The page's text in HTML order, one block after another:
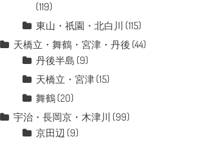
(119)
東山・祇園・北白川 (115)
天橋立・舞鶴・宮津・丹後 (44)
丹後半島 (9)
天橋立・宮津 (15)
舞鶴 (20)
宇治・長岡京・木津川 (99)
京田辺 (9)